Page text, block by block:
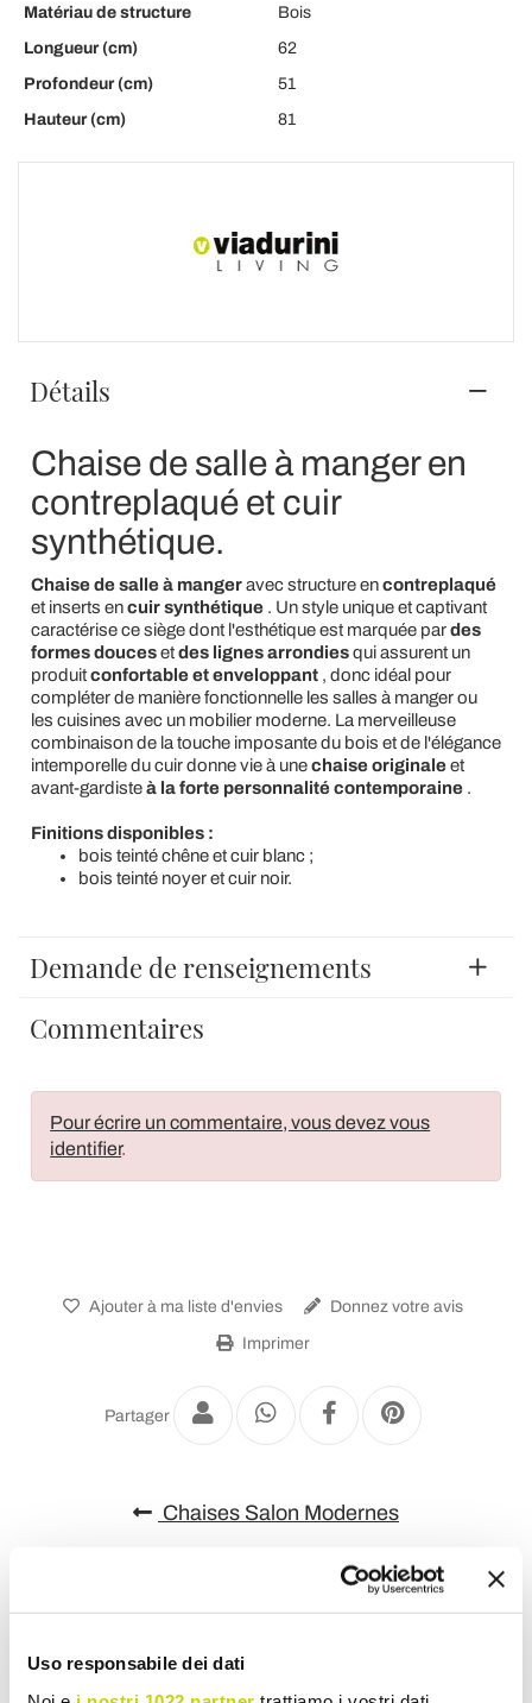
Uso responsabile dei dati
Matériau de structure
Bois
Longueur (cm)
62
Profondeur (cm)
51
Hauteur (cm)
81
Détails
Chaise de salle à manger en
contreplaqué et cuir
synthétique.
Chaise de salle à mangeravec structure encontreplaqué
et inserts encuir synthétique. Un style unique et captivant
caractérise ce siège dont l'esthétique est marquée pardes
formes doucesetdes lignes arrondiesqui assurent un
produitconfortable et enveloppant, donc idéal pour
compléter de manière fonctionnelle les salles à manger ou
les cuisines avec un mobilier moderne. La merveilleuse
combinaison de la touche imposante du bois et de l'élégance
intemporelle du cuir donne vie à unechaise originaleet
avant-gardisteà la forte personnalité contemporaine.
Finitions disponibles :
bois teinté chêne et cuir blanc ;
bois teinté noyer et cuir noir.
Demande de renseignements
Commentaires
Pour écrire un commentaire, vous devez vous
identifier.
Ajouter à ma liste d'envies Donnez votre avis
Imprimer
Partager
Chaises Salon Modernes